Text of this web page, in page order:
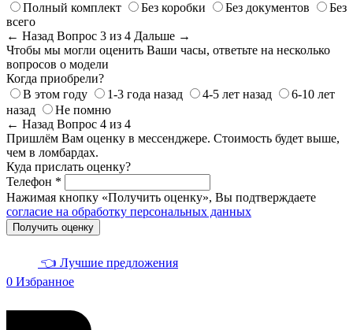
Полный комплект
Без коробки Без документов
Без
всего
← Назад Вопрос 3 из 4 Дальше →
Чтобы мы могли оценить Ваши часы, ответьте на несколько
вопросов о модели
Когда приобрели?
В этом году
1-3 года назад 4-5 лет назад
6-10 лет
назад
Не помню
← Назад Вопрос 4 из 4
Пришлём Вам оценку в мессенджере. Стоимость будет выше,
чем в ломбардах.
Куда прислать оценку?
Телефон *
Нажимая кнопку «Получить оценку», Вы подтверждаете
согласие на обработку персональных данных
Получить оценку
👈 Лучшие предложения
0 Избранное